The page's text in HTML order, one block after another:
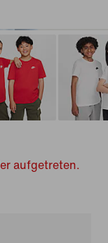
aufgetreten.